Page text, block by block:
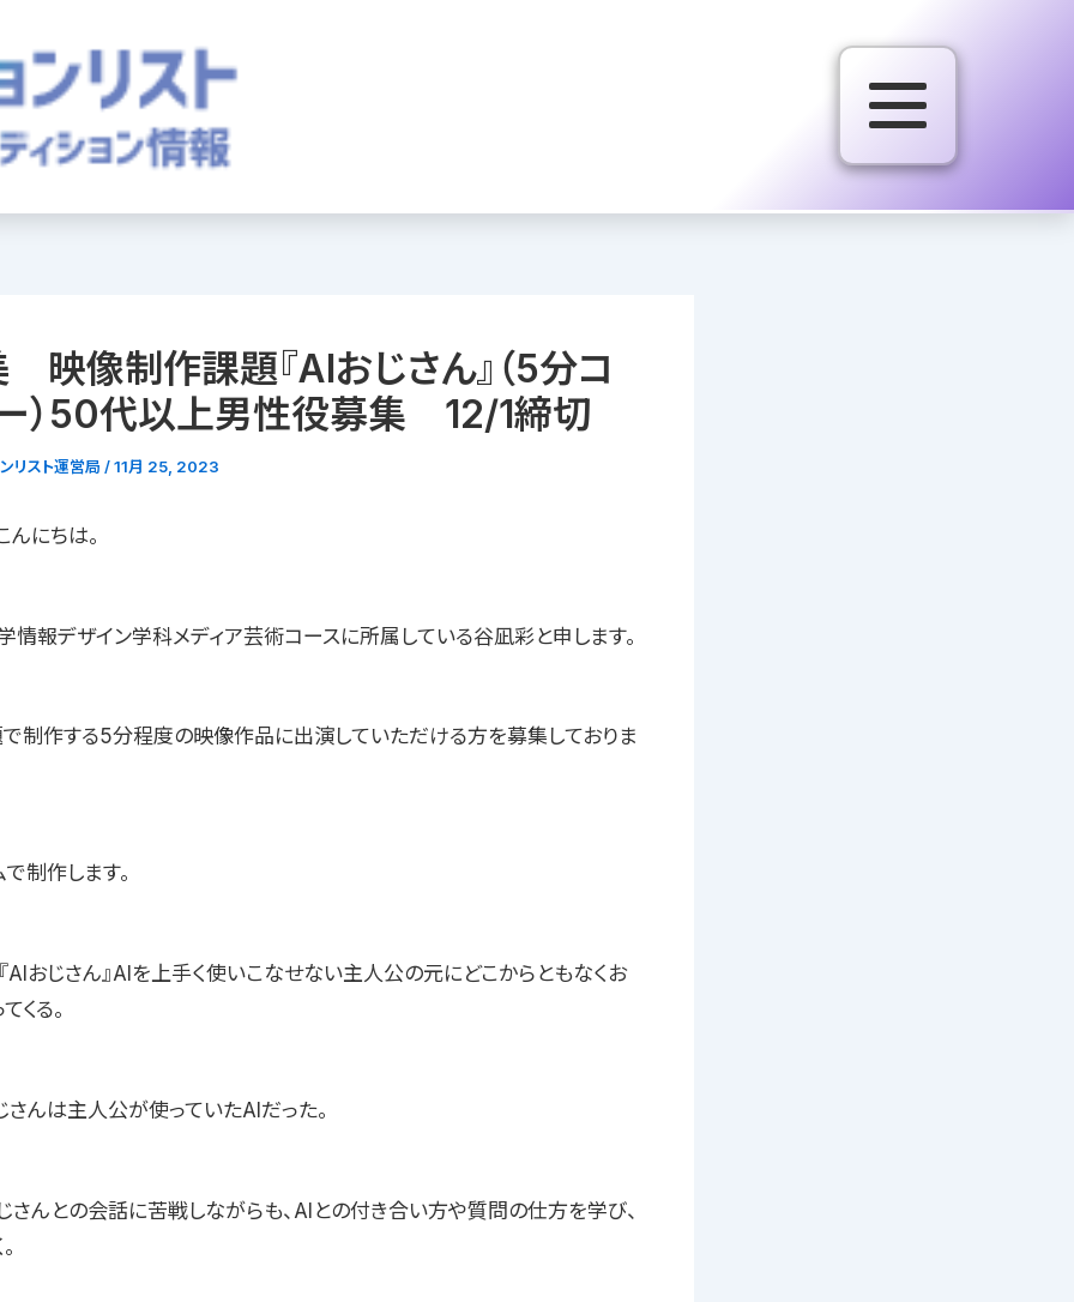
映像制作課題『AIおじさん』（5分コ
）50代以上男性役募集 12/1締切
リスト運営局 /11月 25, 2023
んにちは。
情報デザイン学科メディア芸術コースに所属している谷凪彩と申します。
で制作する5分程度の映像作品に出演していただける方を募集しておりま
制作します。
AIおじさん』AIを上手く使いこなせない主人公の元にどこからともなくお
くる。
さんは主人公が使っていたAIだった。
さんとの会話に苦戦しながらも、AIとの付き合い方や質問の仕方を学び、